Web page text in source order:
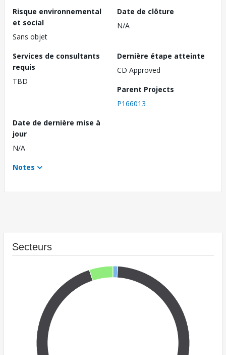
Risque environnemental
et social
Sans objet
Date de clôture
N/A
Services de consultants
requis
TBD
Dernière étape atteinte
CD Approved
Parent Projects
P166013
Date de dernière mise à
jour
N/A
Notes
Secteurs